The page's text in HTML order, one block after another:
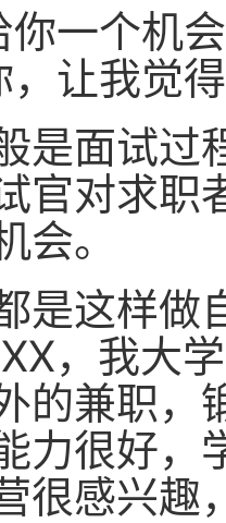
你一个机
，让我觉
是面试过
官对求职
会。
是这样做
，我大
的兼职，
力很好，
很感兴趣